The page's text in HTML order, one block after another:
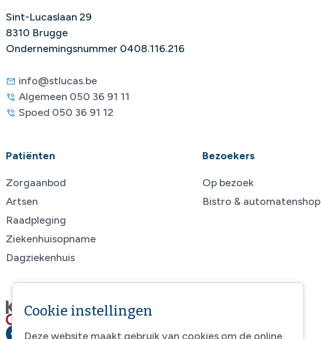
Sint-Lucaslaan 29
8310 Brugge
Ondernemingsnummer 0408.116.216
info@stlucas.be
Algemeen 050 36 91 11
Spoed 050 36 91 12
Patiënten
Zorgaanbod
Artsen
Raadpleging
Ziekenhuisopname
Dagziekenhuis
Bezoekers
Op bezoek
Bistro & automatenshop
Cookie instellingen
Deze website maakt gebruik van cookies om de online